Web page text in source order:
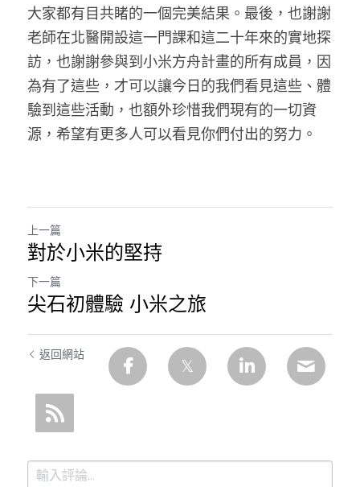
大家都有目共睹的一個完美結果。最後，也謝謝
老師在北醫開設這一門課和這二十年來的實地探
訪，也謝謝參與到小米方舟計畫的所有成員，因
為有了這些，才可以讓今日的我們看見這些、體
驗到這些活動，也額外珍惜我們現有的一切資
源，希望有更多人可以看見你們付出的努力。
上一篇
對於小米的堅持
下一篇
尖石初體驗 小米之旅
返回網站